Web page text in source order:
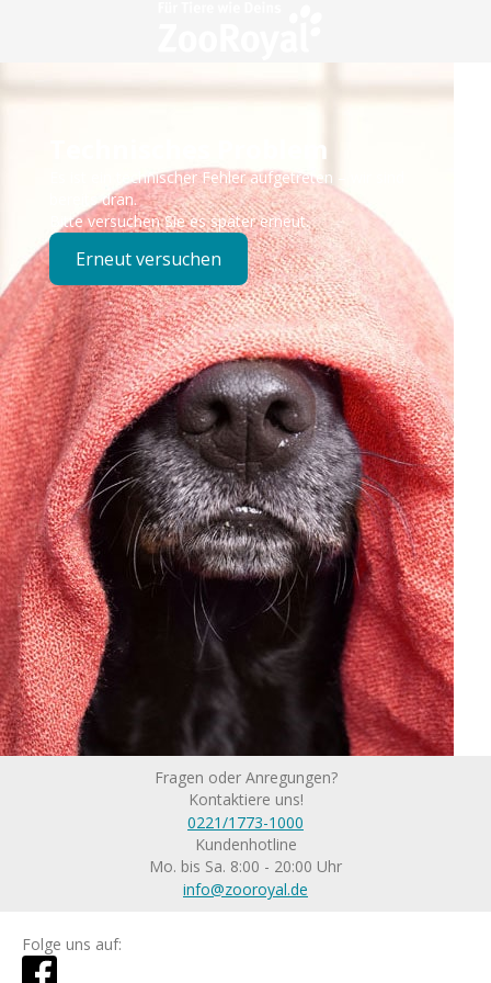
Technisches Problem
Es ist ein technischer Fehler aufgetreten – wir sind
bereits dran.
Bitte versuchen Sie es später erneut.
Erneut versuchen
Fragen oder Anregungen?
Kontaktiere uns!
0221/1773-1000
Kundenhotline
Mo. bis Sa. 8:00 - 20:00 Uhr
info@zooroyal.de
Folge uns auf: